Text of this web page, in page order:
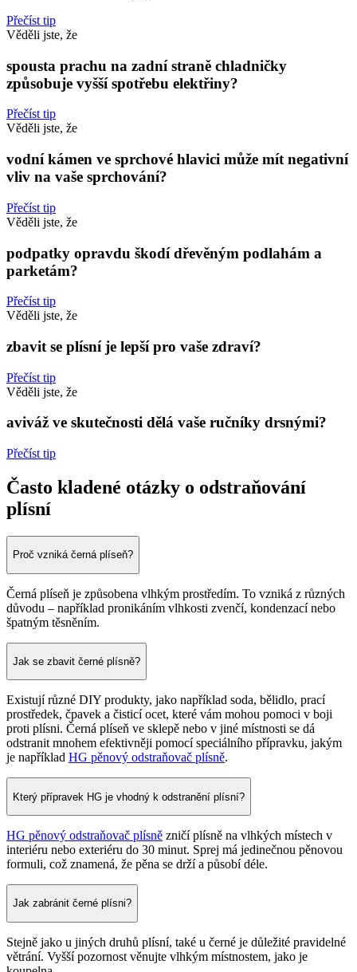
Přečíst tip
Věděli jste, že
spousta prachu na zadní straně chladničky
způsobuje vyšší spotřebu elektřiny?
Přečíst tip
Věděli jste, že
vodní kámen ve sprchové hlavici může mít negativní
vliv na vaše sprchování?
Přečíst tip
Věděli jste, že
podpatky opravdu škodí dřevěným podlahám a
parketám?
Přečíst tip
Věděli jste, že
zbavit se plísní je lepší pro vaše zdraví?
Přečíst tip
Věděli jste, že
aviváž ve skutečnosti dělá vaše ručníky drsnými?
Přečíst tip
Často kladené otázky o odstraňování
plísní
Proč vzniká černá plíseň?
Černá plíseň je způsobena vlhkým prostředím. To vzniká z různých
důvodu – například pronikáním vlhkosti zvenčí, kondenzací nebo
špatným těsněním.
Jak se zbavit černé plísně?
Existují různé DIY produkty, jako například soda, bělidlo, prací
prostředek, čpavek a čisticí ocet, které vám mohou pomoci v boji
proti plísni. Černá plíseň ve sklepě nebo v jiné místnosti se dá
odstranit mnohem efektivněji pomocí speciálního přípravku, jakým
je například HG pěnový odstraňovač plísně.
Který přípravek HG je vhodný k odstranění plísní?
HG pěnový odstraňovač plísně zničí plísně na vlhkých místech v
interiéru nebo exteriéru do 30 minut. Sprej má jedinečnou pěnovou
formuli, což znamená, že pěna se drží a působí déle.
Jak zabránit černé plísni?
Stejně jako u jiných druhů plísní, také u černé je důležité pravidelné
větrání. Vyšší pozornost věnujte vlhkým místnostem, jako je